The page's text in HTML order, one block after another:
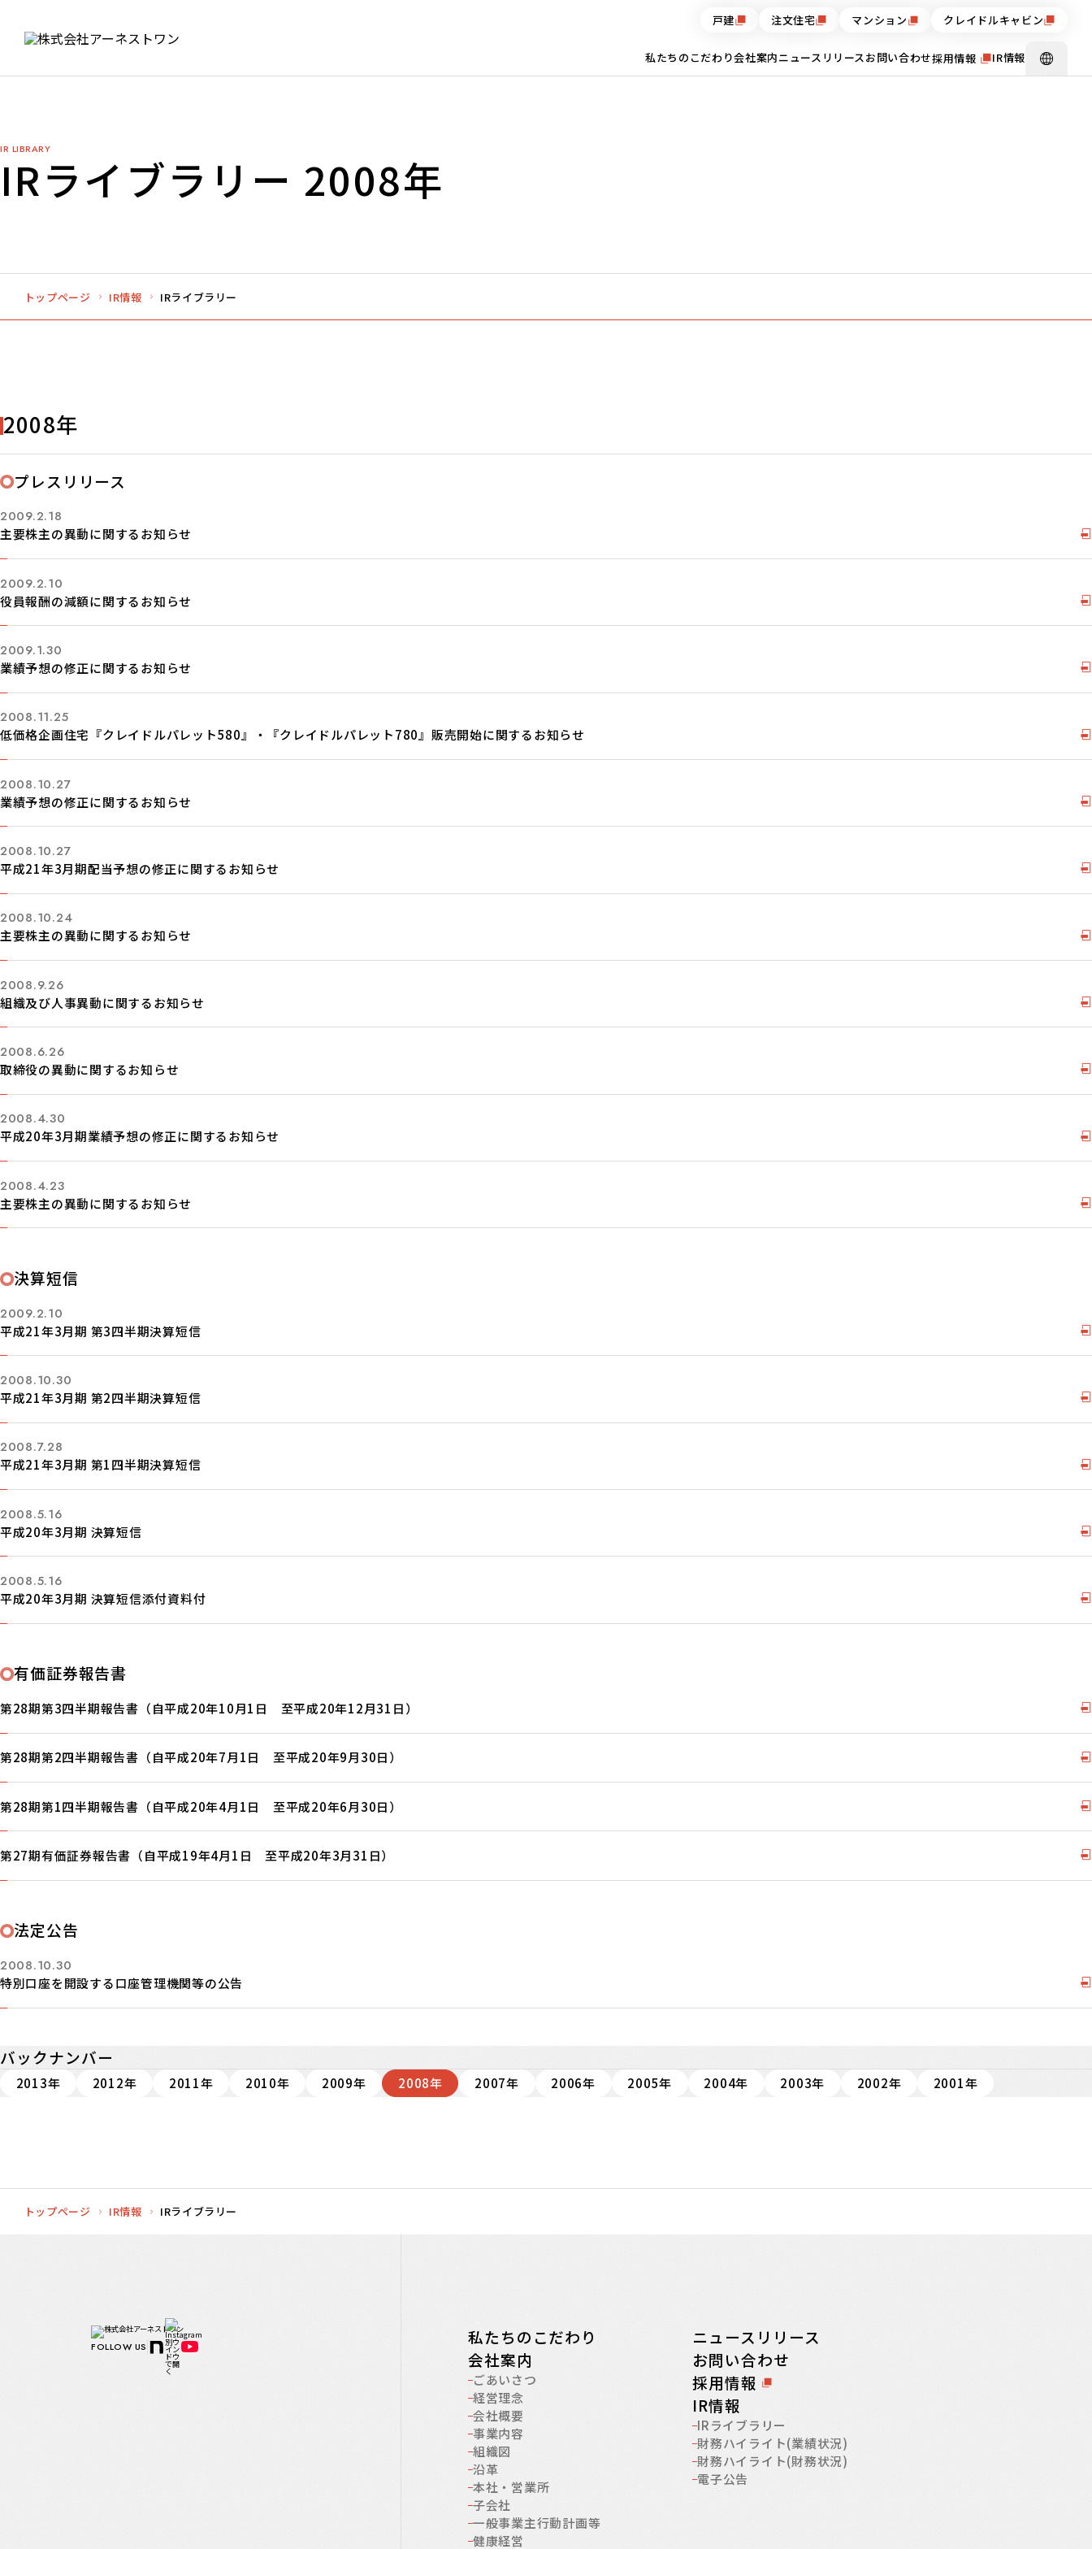
戸建 注文住宅 マンション クレイドルキャビン
私たちのこだわり会社案内ニュースリリースお問い合わせ採用情報 IR情報
IR LIBRARY
IRライブラリー 2008年
トップページ IR情報 IRライブラリー
2008年
プレスリリース
2009.2.18
主要株主の異動に関するお知らせ
2009.2.10
役員報酬の減額に関するお知らせ
2009.1.30
業績予想の修正に関するお知らせ
2008.11.25
低価格企画住宅『クレイドルパレット580』・『クレイドルパレット780』販売開始に関するお知らせ
2008.10.27
業績予想の修正に関するお知らせ
2008.10.27
平成21年3月期配当予想の修正に関するお知らせ
2008.10.24
主要株主の異動に関するお知らせ
2008.9.26
組織及び人事異動に関するお知らせ
2008.6.26
取締役の異動に関するお知らせ
2008.4.30
平成20年3月期業績予想の修正に関するお知らせ
2008.4.23
主要株主の異動に関するお知らせ
決算短信
2009.2.10
平成21年3月期 第3四半期決算短信
2008.10.30
平成21年3月期 第2四半期決算短信
2008.7.28
平成21年3月期 第1四半期決算短信
2008.5.16
平成20年3月期 決算短信
2008.5.16
平成20年3月期 決算短信添付資料付
有価証券報告書
第28期第3四半期報告書（自平成20年10月1日 至平成20年12月31日）
第28期第2四半期報告書（自平成20年7月1日 至平成20年9月30日）
第28期第1四半期報告書（自平成20年4月1日 至平成20年6月30日）
第27期有価証券報告書（自平成19年4月1日 至平成20年3月31日）
法定公告
2008.10.30
特別口座を開設する口座管理機関等の公告
バックナンバー
2013年 2012年 2011年 2010年 2009年 2008年 2007年 2006年 2005年 2004年 2003年 2002年 2001年
トップページ IR情報 IRライブラリー
FOLLOW US
私たちのこだわり
会社案内
ごあいさつ
経営理念
会社概要
事業内容
組織図
沿革
本社・営業所
子会社
一般事業主行動計画等
健康経営
ニュースリリース
お問い合わせ
採用情報
IR情報
IRライブラリー
財務ハイライト(業績状況)
財務ハイライト(財務状況)
電子公告